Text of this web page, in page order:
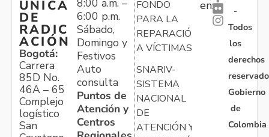
ÚNICA
DE
RADIC
ACIÓN
Bogotá:
Carrera
85D No.
46A – 65
Complejo
logístico
San
6:00 p.m.
Sábado,
Domingo y
Festivos
Auto
consulta
Puntos de
Atención y
Centros
FONDO
PARA LA
REPARACIÓN
A VÍCTIMAS
SNARIV-
SISTEMA
NACIONAL
DE
ATENCIÓN Y
en:
-
Todos
los
derechos
Gobierno
de
Colombia